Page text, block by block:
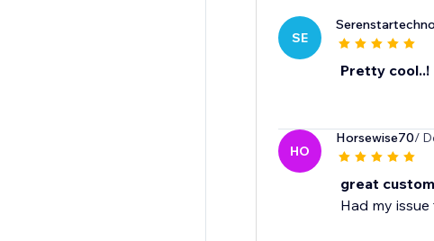
SE
Pretty cool..!
HO
Horsewise70/
great
Had my